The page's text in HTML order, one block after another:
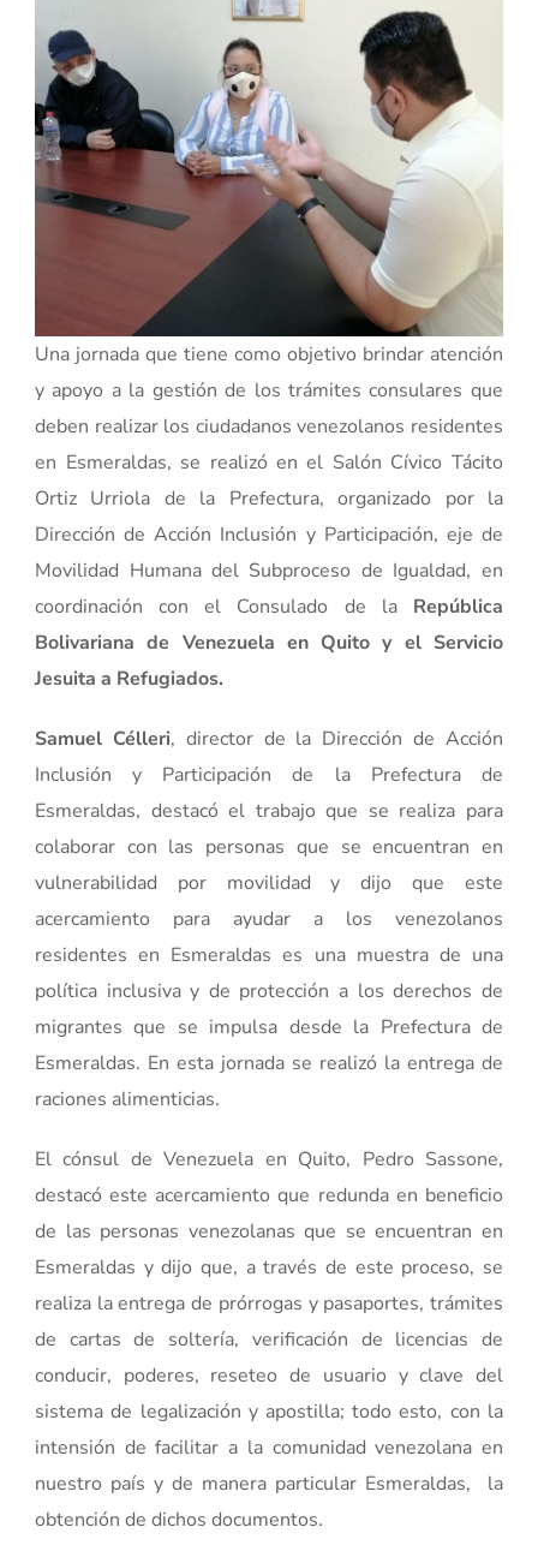
Una jornada que tiene como objetivo brindar atención
y apoyo a la gestión de los trámites consulares que
deben realizar los ciudadanos venezolanos residentes
en Esmeraldas, se realizó en el Salón Cívico Tácito
Ortiz Urriola de la Prefectura, organizado por la
Dirección de Acción Inclusión y Participación, eje de
Movilidad Humana del Subproceso de Igualdad, en
coordinación con el Consulado de la República
Bolivariana de Venezuela en Quito y el Servicio
Jesuita a Refugiados.
Samuel Célleri, director de la Dirección de Acción
Inclusión y Participación de la Prefectura de
Esmeraldas, destacó el trabajo que se realiza para
colaborar con las personas que se encuentran en
vulnerabilidad por movilidad y dijo que este
acercamiento para ayudar a los venezolanos
residentes en Esmeraldas es una muestra de una
política inclusiva y de protección a los derechos de
migrantes que se impulsa desde la Prefectura de
Esmeraldas. En esta jornada se realizó la entrega de
raciones alimenticias.
El cónsul de Venezuela en Quito, Pedro Sassone,
destacó este acercamiento que redunda en beneficio
de las personas venezolanas que se encuentran en
Esmeraldas y dijo que, a través de este proceso, se
realiza la entrega de prórrogas y pasaportes, trámites
de cartas de soltería, verificación de licencias de
conducir, poderes, reseteo de usuario y clave del
sistema de legalización y apostilla; todo esto, con la
intensión de facilitar a la comunidad venezolana en
nuestro país y de manera particular Esmeraldas, la
obtención de dichos documentos.